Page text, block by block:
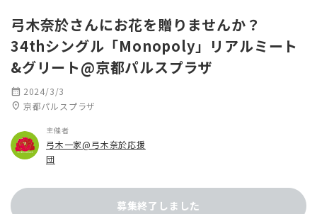
弓木奈於さんにお花を贈りませんか？
34thシングル「Monopoly」リアルミート
&グリート@京都パルスプラザ
calendar_month 2024/3/3
location_on 京都パルスプラザ
主催者
弓木一家@弓木奈於応援
団
募集終了しました